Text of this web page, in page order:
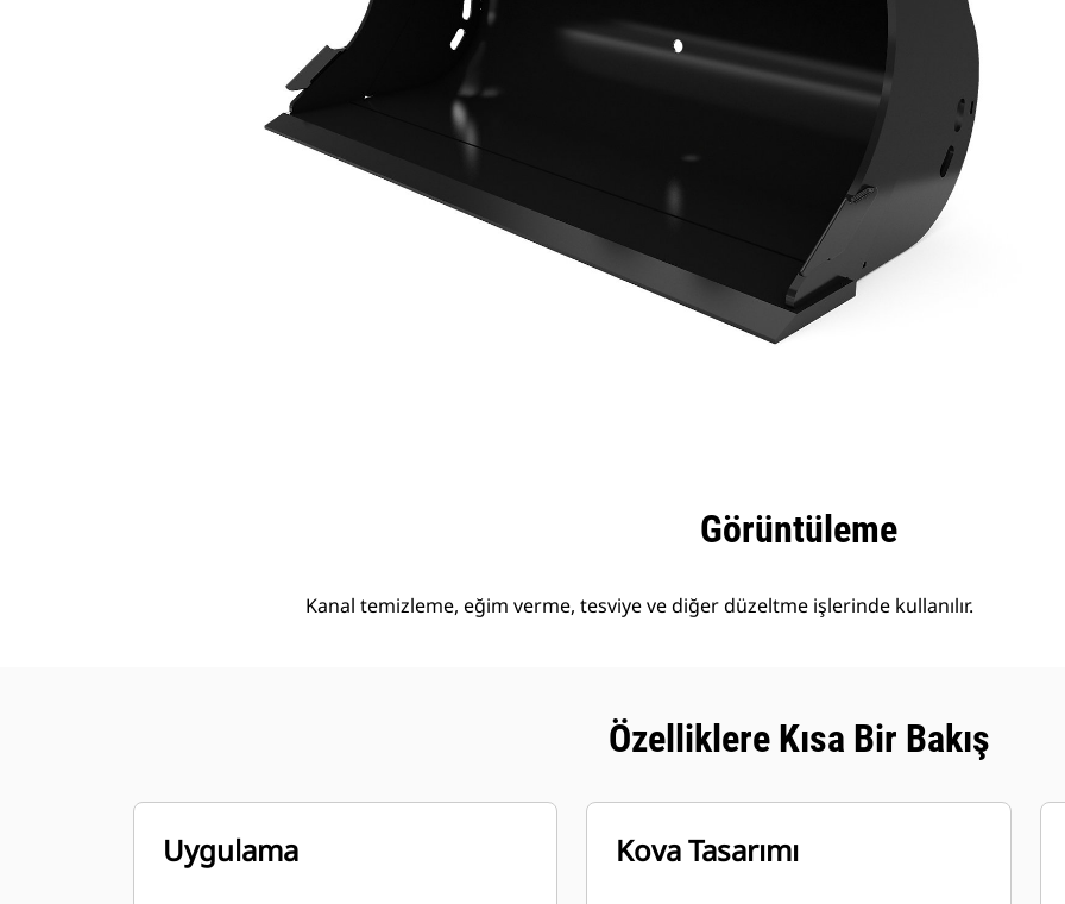
Görüntüleme
Kanal temizleme, eğim verme, tesviye ve diğer düzeltme işlerinde kullanılır.
Özelliklere Kısa Bir Bakış
Uygulama Kova Tasarımı